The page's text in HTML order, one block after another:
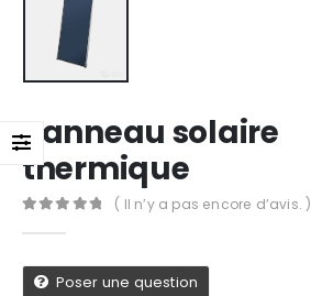
Panneau solaire
thermique
( Il n’y a pas encore d’avis. )
Poser une question